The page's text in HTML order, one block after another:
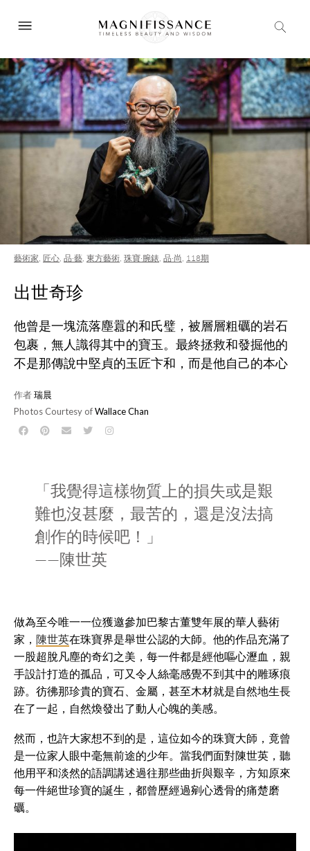
藝術家 匠心 品·藝 東方藝術 珠寶·腕錶 品·尚 118期
出世奇珍
他曾是一塊流落塵囂的和氏璧，被層層粗礪的岩石
包裹，無人識得其中的寶玉。最終拯救和發掘他的
不是那傳說中堅貞的玉匠卞和，而是他自己的本心
作者瑞晨
Photos Courtesy ofWallace Chan
「我覺得這樣物質上的損失或是艱
難也沒甚麼，最苦的，還是沒法搞
創作的時候吧！」
——陳世英
做為至今唯一一位獲邀參加巴黎古董雙年展的華人藝術
家， 陳世英在珠寶界是舉世公認的大師。他的作品充滿了
一股超脫凡塵的奇幻之美，每一件都是經他嘔心瀝血，親
手設計打造的孤品，可又令人絲毫感覺不到其中的雕琢痕
跡。彷彿那珍貴的寶石、金屬，甚至木材就是自然地生長
在了一起，自然煥發出了動人心魄的美感。
然而，也許大家想不到的是，這位如今的珠寶大師，竟曾
是一位家人眼中毫無前途的少年。當我們面對陳世英，聽
他用平和淡然的語調講述過往那些曲折與艱辛，方知原來
每一件絕世珍寶的誕生，都曾歷經過剜心透骨的痛楚磨
礪。